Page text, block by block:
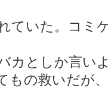
ていた。コミ
カとしか言い
の救いだが